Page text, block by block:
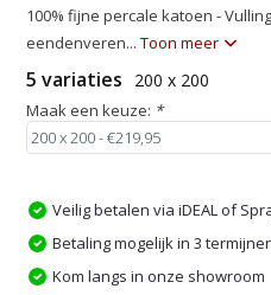
100% fijne percale katoen -
eendenveren...Toon meer
5 variaties 200 x 200
Maak een keuze: *
Veilig betalen via iDEAL of
Betaling mogelijk in 3
Kom langs in onze showroom